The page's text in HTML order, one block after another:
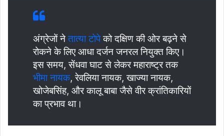
अंग्रेजों नेतात्या टोपेको दक्षिण की ओर बढ़ने से
रोकने के लिए आधा दर्जन जनरल नियुक्त किए।
इस समय, सेंधवा घाट से लेकर महाराष्ट्र तक
भीमा नायक, रेवलिया नायक, खाज्या नायक,
खोजेबसिंह, और कालू बाबा जैसे वीर क्रांतिकारियों
का प्रभाव था।